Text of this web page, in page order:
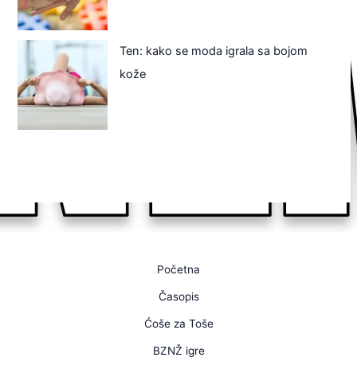
Ten: kako se moda igrala sa bojom
kože
Početna
Časopis
Ćoše za Toše
BZNŽ igre